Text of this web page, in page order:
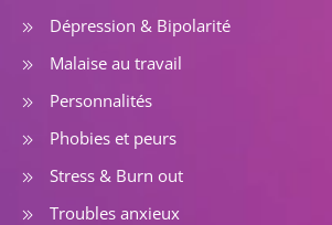
Dépression & Bipolarité
Malaise au travail
Personnalités
Phobies et peurs
Stress & Burn out
Troubles anxieux